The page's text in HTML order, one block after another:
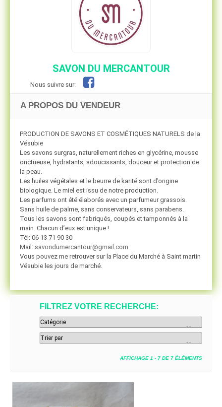
SAVON DU MERCANTOUR
Nous suivre sur:
A PROPOS DU VENDEUR
PRODUCTION DE SAVONS ET COSMÉTIQUES NATURELS de la
Vésubie
Les savons surgras, naturellement riches en glycérine, mousse
onctueuse, hydratants, adoucissants, douceur et protection de
la peau.
Les huiles végétales et le beurre de karité sont d’origine
biologique. Le miel est issu de notre production.
Les parfums ont été élaborés avec un parfumeur grassois.
Sans huile de palme, sans conservateurs, sans parabens.
Tous les savons sont fabriqués, coupés et tamponnés à la
main. Chacun d’eux est unique !
Tél: 06 13 71 90 30
Mail: savondumercantour@gmail.com
Vous pouvez me retrouver sur la Place du Marché à Saint martin
Vésubie les jours de marché.
FILTREZ VOTRE RECHERCHE:
AFFICHAGE 1 - 7 DE 7 ÉLÉMENTS